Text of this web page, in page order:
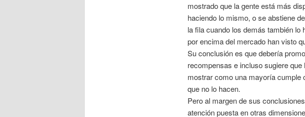
mostrado que la gente está más
haciendo lo mismo, o se abstiene
la fila cuando los demás también
por encima del mercado han visto
Su conclusión es que debería
recompensas e incluso sugiere
mostrar como una mayoría cumple
que no lo hacen.
Pero al margen de sus
atención puesta en otras